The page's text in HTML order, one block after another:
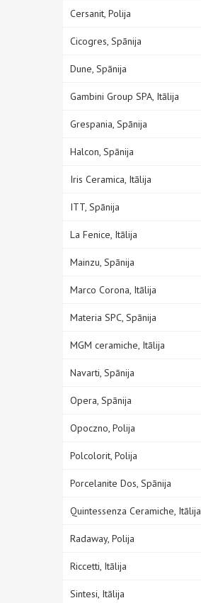
Cersanit, Polija
Cicogres, Spānija
Dune, Spānija
Gambini Group SPA, Itālija
Grespania, Spānija
Halcon, Spānija
Iris Ceramica, Itālija
ITT, Spānija
La Fenice, Itālija
Mainzu, Spānija
Marco Corona, Itālija
Materia SPC, Spānija
MGM ceramiche, Itālija
Navarti, Spānija
Opera, Spānija
Opoczno, Polija
Polcolorit, Polija
Porcelanite Dos, Spānija
Quintessenza Ceramiche, Itālija
Radaway, Polija
Riccetti, Itālija
Sintesi, Itālija